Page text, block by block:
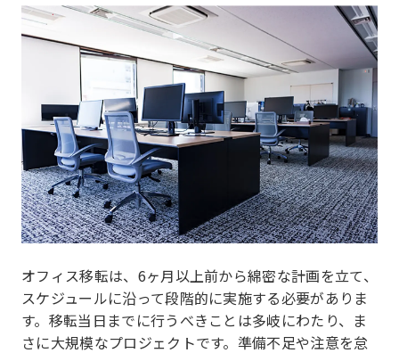
オフィス移転は、6ヶ月以上前から綿密な計画を立て、
スケジュールに沿って段階的に実施する必要がありま
す。移転当日までに行うべきことは多岐にわたり、ま
さに大規模なプロジェクトです。準備不足や注意を怠